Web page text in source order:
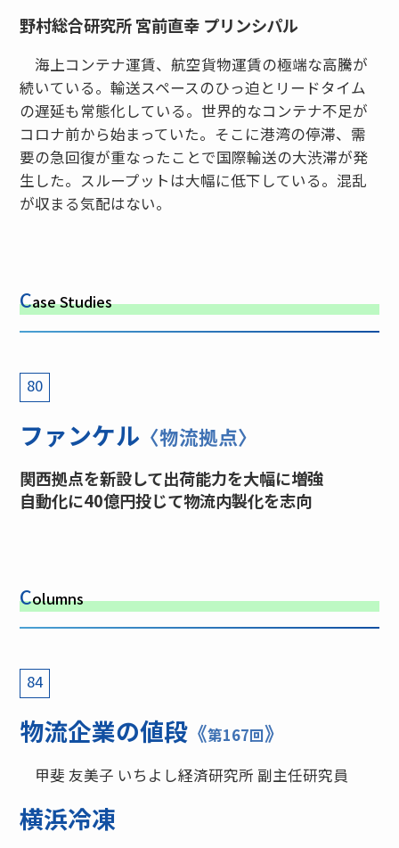
野村総合研究所 宮前直幸 プリンシパル
海上コンテナ運賃、航空貨物運賃の極端な高騰が
続いている。輸送スペースのひっ迫とリードタイム
の遅延も常態化している。世界的なコンテナ不足が
コロナ前から始まっていた。そこに港湾の停滞、需
要の急回復が重なったことで国際輸送の大渋滞が発
生した。スループットは大幅に低下している。混乱
が収まる気配はない。
Case Studies
80
ファンケル 〈物流拠点〉
関西拠点を新設して出荷能力を大幅に増強
自動化に40億円投じて物流内製化を志向
Columns
84
物流企業の値段 《第167回》
甲斐 友美子 いちよし経済研究所 副主任研究員
横浜冷凍